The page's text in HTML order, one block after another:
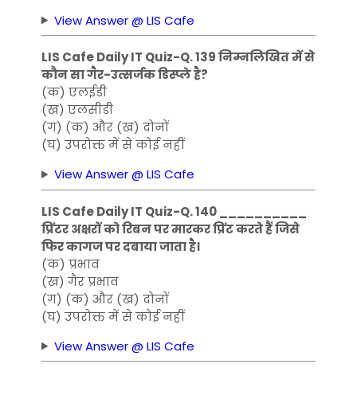
View Answer @ LIS Cafe
LIS Cafe Daily IT Quiz-Q. 139 निम्नलिखित में से
कौन सा गैर-उत्सर्जक डिस्प्ले है?
(क) एलईडी
(ख) एलसीडी
(ग) (क) और (ख) दोनों
(घ) उपरोक्त में से कोई नहीं
View Answer @ LIS Cafe
LIS Cafe Daily IT Quiz-Q. 140 __________
प्रिंटर अक्षरों को रिबन पर मारकर प्रिंट करते हैं जिसे
फिर कागज पर दबाया जाता है।
(क) प्रभाव
(ख) गैर प्रभाव
(ग) (क) और (ख) दोनों
(घ) उपरोक्त में से कोई नहीं
View Answer @ LIS Cafe